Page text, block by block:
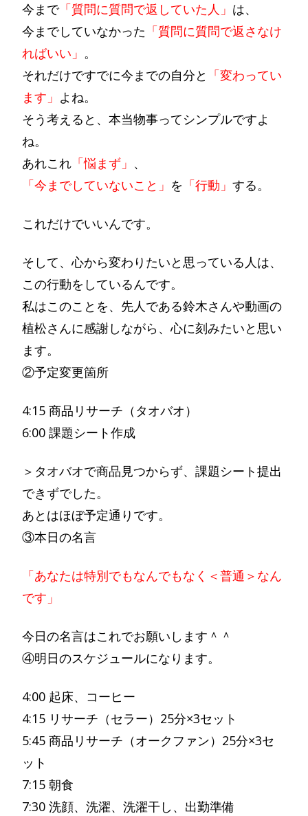
今まで「質問に質問で返していた人」 は、
今までしていなかった 「質問に質問で返さなけ
ればいい」 。
それだけですでに今までの自分と 「変わってい
ます」 よね。
そう考えると、本当物事ってシンプルですよ
ね。
あれこれ 「悩まず」 、
「今までしていないこと」 を 「行動」 する。
これだけでいいんです。
そして、心から変わりたいと思っている人は、
この行動をしているんです。
私はこのことを、先人である鈴木さんや動画の
植松さんに感謝しながら、心に刻みたいと思い
ます。
②予定変更箇所
4:15 商品リサーチ（タオバオ）
6:00 課題シート作成
＞タオバオで商品見つからず、課題シート提出
できずでした。
あとはほぼ予定通りです。
③本日の名言
「あなたは特別でもなんでもなく＜普通＞なん
です」
今日の名言はこれでお願いします＾＾
④明日のスケジュールになります。
4:00 起床、コーヒー
4:15 リサーチ（セラー）25分×3セット
5:45 商品リサーチ（オークファン）25分×3セ
ット
7:15 朝食
7:30 洗顔、洗濯、洗濯干し、出勤準備